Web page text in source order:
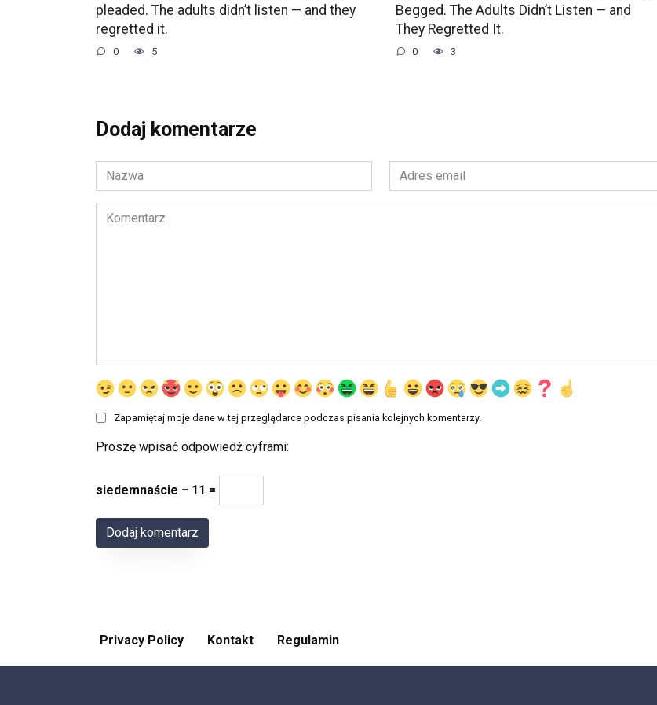
pleaded. The adults didn’t listen — and they
regretted it.
0 5
Begged. The Adults Didn’t Listen — and
They Regretted It.
0 3
Dodaj komentarze
Nazwa
*
Adres
email
*
Komentarz
Zapamiętaj moje dane w tej przeglądarce podczas pisania kolejnych komentarzy.
Proszę wpisać odpowiedź cyframi:
siedemnaście − 11 =
Privacy Policy Kontakt Regulamin